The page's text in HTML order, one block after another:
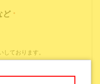
ど *
ております。